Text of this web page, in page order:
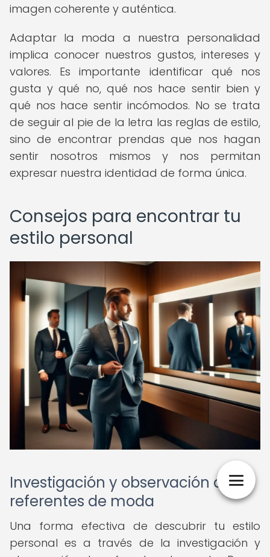
imagen coherente y auténtica.
Adaptar la moda a nuestra personalidad
implica conocer nuestros gustos, intereses y
valores. Es importante identificar qué nos
gusta y qué no, qué nos hace sentir bien y
qué nos hace sentir incómodos. No se trata
de seguir al pie de la letra las reglas de estilo,
sino de encontrar prendas que nos hagan
sentir nosotros mismos y nos permitan
expresar nuestra identidad de forma única.
Consejos para encontrar tu
estilo personal
Investigación y observación de
referentes de moda
Una forma efectiva de descubrir tu estilo
personal es a través de la investigación y